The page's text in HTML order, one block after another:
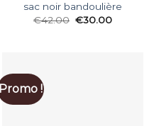
sac noir bandoulière
€42.00 €30.00
Promo !